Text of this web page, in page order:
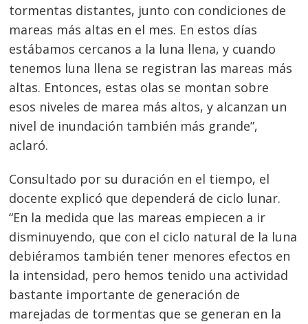
tormentas distantes, junto con condiciones de
mareas más altas en el mes. En estos días
estábamos cercanos a la luna llena, y cuando
tenemos luna llena se registran las mareas más
altas. Entonces, estas olas se montan sobre
esos niveles de marea más altos, y alcanzan un
nivel de inundación también más grande”,
aclaró.
Consultado por su duración en el tiempo, el
docente explicó que dependerá de ciclo lunar.
“En la medida que las mareas empiecen a ir
disminuyendo, que con el ciclo natural de la luna
debiéramos también tener menores efectos en
la intensidad, pero hemos tenido una actividad
bastante importante de generación de
marejadas de tormentas que se generan en la
Navegación
de
entradas